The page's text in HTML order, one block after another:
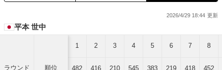
2026/4/29 18:44
平本 世中
ラウンド 順位
1 2 3 4 5 6 7 8
482 416 210 545 383 219 418 452